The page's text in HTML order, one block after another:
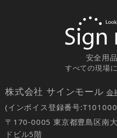
安全用
すべての現場
株式会社 サインモール 会
(インボイス登録番号
〒170-0005 東京都豊島区南
ドビル5階